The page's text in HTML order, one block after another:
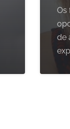
Os
de